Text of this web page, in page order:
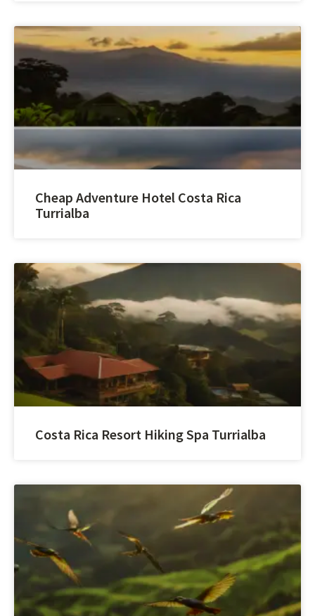
Cheap Adventure Hotel Costa Rica
Turrialba
Costa Rica Resort Hiking Spa Turrialba